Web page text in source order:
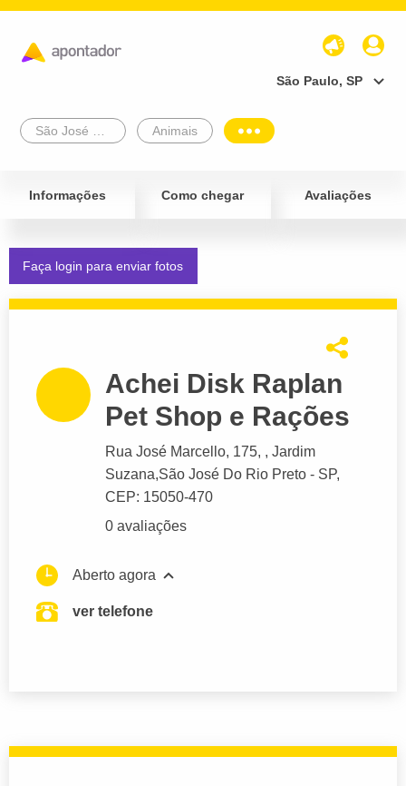
São Paulo, SP
Animais
Informações Como chegar Avaliações
Faça login para enviar fotos
Achei Disk Raplan
Pet Shop e Rações
Rua José Marcello, 175, , Jardim
Suzana,São José Do Rio Preto - SP,
CEP: 15050-470
0 avaliações
Aberto agora
ver telefone